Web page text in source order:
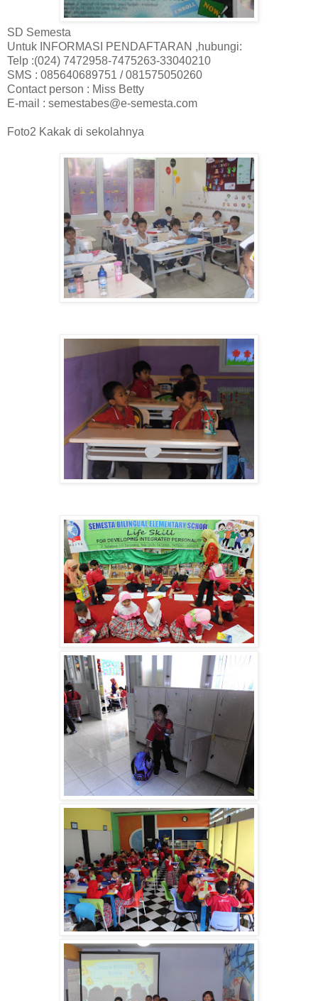
SD Semesta
Untuk INFORMASI PENDAFTARAN ,hubungi:
Telp :(024) 7472958-7475263-33040210
SMS : 085640689751 / 081575050260
Contact person : Miss Betty
E-mail : semestabes@e-semesta.com
Foto2 Kakak di sekolahnya